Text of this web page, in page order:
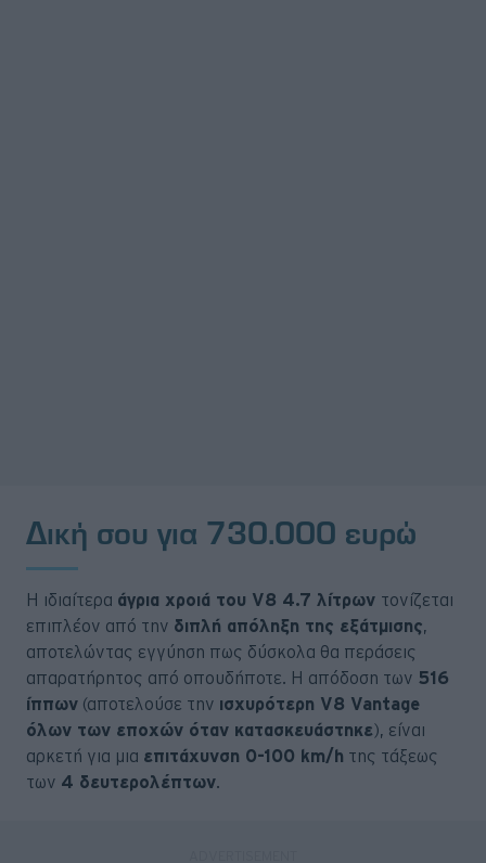
Δική σου για 730.000 ευρώ
Η ιδιαίτερα άγρια χροιά του V8 4.7 λίτρων τονίζεται
επιπλέον από την διπλή απόληξη της εξάτμισης,
αποτελώντας εγγύηση πως δύσκολα θα περάσεις
απαρατήρητος από οπουδήποτε. H απόδοση των 516
ίππων (αποτελούσε την ισχυρότερη V8 Vantage
όλων των εποχών όταν κατασκευάστηκε), είναι
αρκετή για μια επιτάχυνση 0-100 km/h της τάξεως
των 4 δευτερολέπτων.